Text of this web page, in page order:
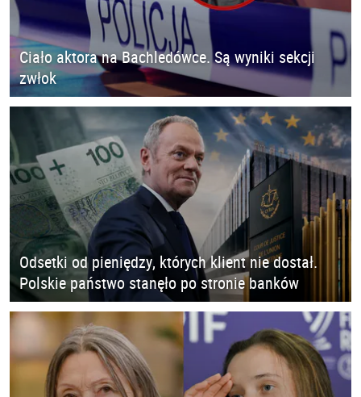
Ciało aktora na Bachledówce. Są wyniki sekcji
zwłok
Odsetki od pieniędzy, których klient nie dostał.
Polskie państwo stanęło po stronie banków